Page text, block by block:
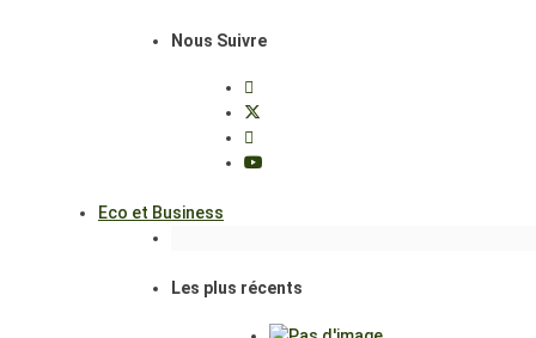
Nous Suivre
Eco et Business
Les plus récents